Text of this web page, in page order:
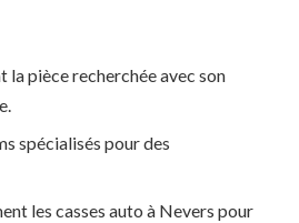
pièce recherchée avec son
spécialisés pour des
les casses auto à Nevers pour